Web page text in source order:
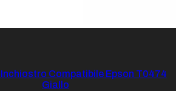
Compatibile Epson T0474
Giallo